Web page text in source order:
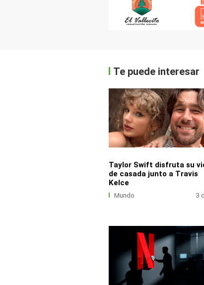
Te puede interesar
Taylor Swift disfruta su
de casada junto a Travis
Kelce
Mundo 3